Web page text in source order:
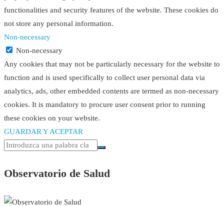
functionalities and security features of the website. These cookies do
not store any personal information.
Non-necessary
Non-necessary
Any cookies that may not be particularly necessary for the website to
function and is used specifically to collect user personal data via
analytics, ads, other embedded contents are termed as non-necessary
cookies. It is mandatory to procure user consent prior to running
these cookies on your website.
GUARDAR Y ACEPTAR
Observatorio de Salud